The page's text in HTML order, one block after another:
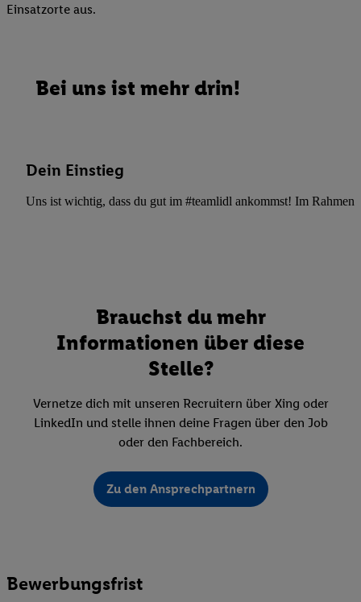
Einsatzorte aus.
Bei uns ist mehr drin!
Dein Einstieg
Uns ist wichtig, dass du gut im #teamlidl ankommst! Im Rahmen
Brauchst du mehr
Informationen über diese
Stelle?
Vernetze dich mit unseren Recruitern über Xing oder
LinkedIn und stelle ihnen deine Fragen über den Job
oder den Fachbereich.
Zu den Ansprechpartnern
Bewerbungsfrist